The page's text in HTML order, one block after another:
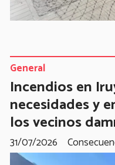
Incendios en
necesidades y
los vecinos
General
31/07/2026